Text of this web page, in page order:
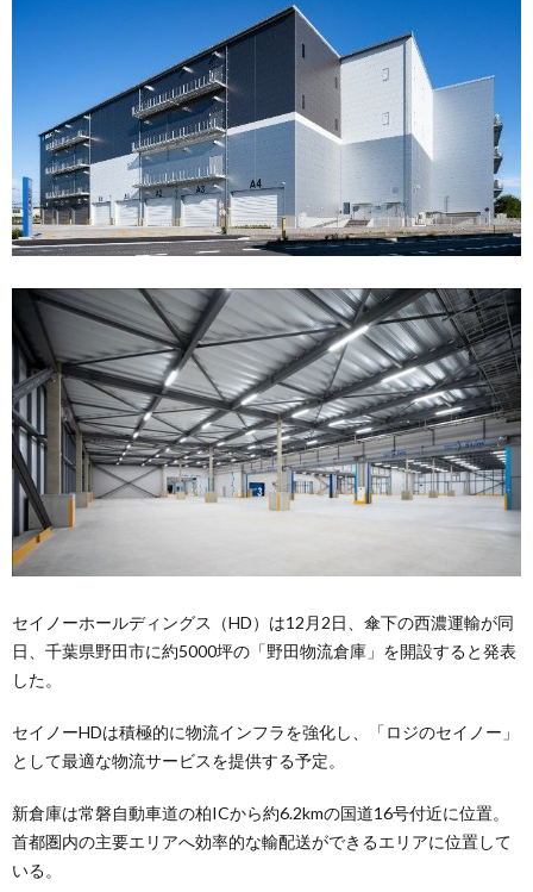
セイノーホールディングス（HD）は12月2日、傘下の西濃運輸が同
日、千葉県野田市に約5000坪の「野田物流倉庫」を開設すると発表
した。
セイノーHDは積極的に物流インフラを強化し、「ロジのセイノー」
として最適な物流サービスを提供する予定。
新倉庫は常磐自動車道の柏ICから約6.2kmの国道16号付近に位置。
首都圏内の主要エリアへ効率的な輸配送ができるエリアに位置して
いる。